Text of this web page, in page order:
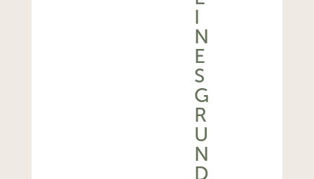
I
N
E
S
G
R
U
N
D